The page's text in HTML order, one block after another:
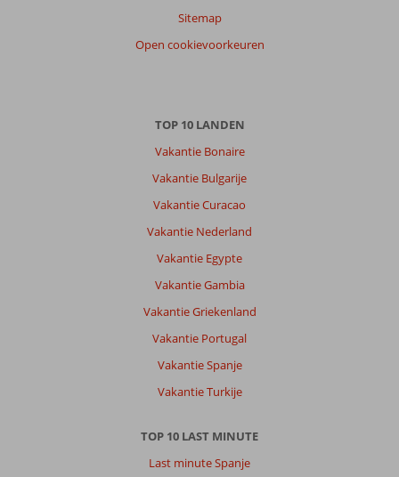
Sitemap
Open cookievoorkeuren
TOP 10 LANDEN
Vakantie Bonaire
Vakantie Bulgarije
Vakantie Curacao
Vakantie Nederland
Vakantie Egypte
Vakantie Gambia
Vakantie Griekenland
Vakantie Portugal
Vakantie Spanje
Vakantie Turkije
TOP 10 LAST MINUTE
Last minute Spanje